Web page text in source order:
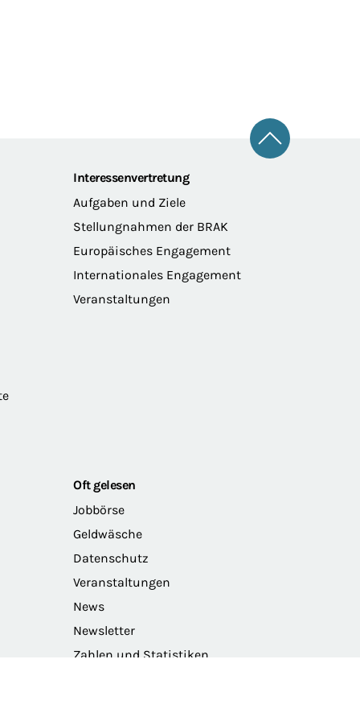
Zum
Interessenvertretung
Aufgaben und Ziele
Stellungnahmen der BRAK
Europäisches Engagement
Internationales Engagement
Veranstaltungen
Oft gelesen
Jobbörse
Geldwäsche
Datenschutz
Veranstaltungen
News
Newsletter
Zahlen und Statistiken